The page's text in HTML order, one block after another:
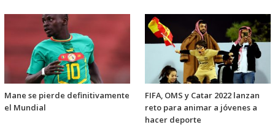
Mane se pierde definitivamente
el Mundial
FIFA, OMS y Catar 2022 lanzan
reto para animar a jóvenes a
hacer deporte